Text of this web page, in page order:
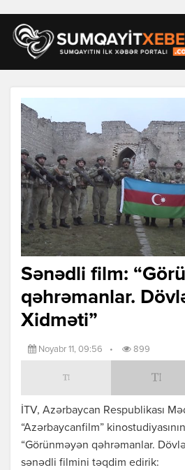
Sənədli film:
qəhrəmanlar.
Xidməti”
Noyabr 11, 09:56 • 899
İTV, Azərbaycan Respublikası
“Azərbaycanfilm”
“Görünməyən qəhrəmanlar.
sənədli filmini təqdim edirik: